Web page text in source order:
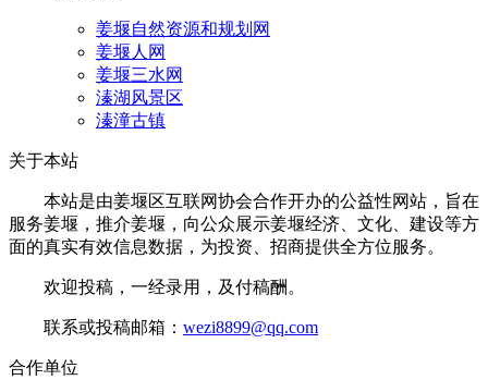
姜堰自然资源和规划网
姜堰人网
姜堰三水网
溱湖风景区
溱潼古镇
关于本站
本站是由姜堰区互联网协会合作开办的公益性网站，旨在
服务姜堰，推介姜堰，向公众展示姜堰经济、文化、建设等方
面的真实有效信息数据，为投资、招商提供全方位服务。
欢迎投稿，一经录用，及付稿酬。
联系或投稿邮箱： wezi8899@qq.com
合作单位